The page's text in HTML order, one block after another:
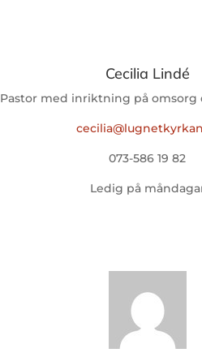
Cecilia Lindé
Pastor med inriktning på omsorg
073-586 19 82
Ledig på